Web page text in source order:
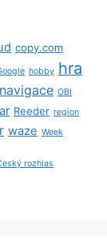
copy.com
hobby hra
navigace OBI
Reeder region
waze Week
rozhlas